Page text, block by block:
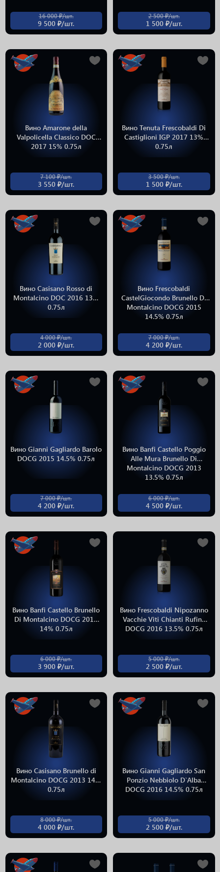
16 000 ₽/шт.
9 500 ₽/шт.
2 500 ₽/шт.
1 500 ₽/шт.
Вино Amarone della
Valpolicella Classico DOC
2017 15% 0.75л
7 100 ₽/шт.
3 550 ₽/шт.
Вино Tenuta Frescobaldi Di
Castiglioni IGP 2017 13%
0.75л
3 500 ₽/шт.
1 500 ₽/шт.
Вино Casisano Rosso di
Montalcino DOC 2016 13%
0.75л
4 000 ₽/шт.
2 000 ₽/шт.
Вино Frescobaldi
CastelGiocondo Brunello Di
Montalcino DOCG 2015
14.5% 0.75л
7 000 ₽/шт.
4 200 ₽/шт.
Вино Gianni Gagliardo Barolo
DOCG 2015 14.5% 0.75л
7 000 ₽/шт.
4 200 ₽/шт.
Вино Banfi Castello Poggio
Alle Mura Brunello Di
Montalcino DOCG 2013
13.5% 0.75л
6 000 ₽/шт.
4 500 ₽/шт.
Вино Banfi Castello Brunello
Di Montalcino DOCG 2014
14% 0.75л
6 000 ₽/шт.
3 900 ₽/шт.
Вино Frescobaldi Nipozanno
Vacchie Viti Chianti Rufina
DOCG 2016 13.5% 0.75л
5 000 ₽/шт.
2 500 ₽/шт.
Вино Casisano Brunello di
Montalcino DOCG 2013 14%
0.75л
8 000 ₽/шт.
4 000 ₽/шт.
Вино Gianni Gagliardo San
Ponzio Nebbiolo D`Alba
DOCG 2016 14.5% 0.75л
5 000 ₽/шт.
2 500 ₽/шт.